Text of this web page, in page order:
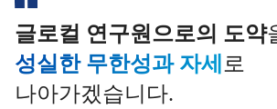
글로컬 연구원으로의 도약
성실한 무한성과 자세 로
나아가겠습니다.